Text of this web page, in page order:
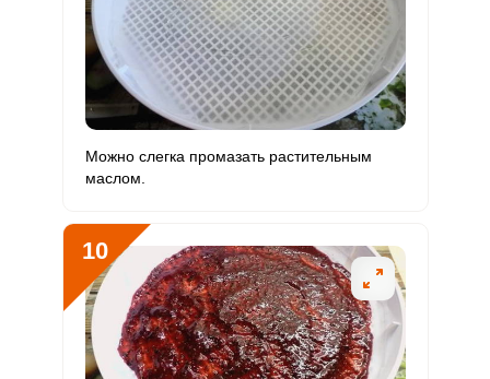
Можно слегка промазать растительным
маслом.
10